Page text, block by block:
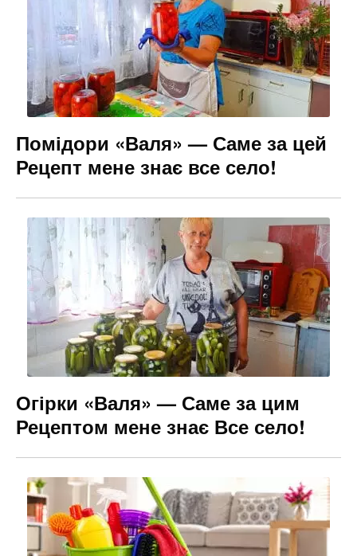
Помідори «Валя» — Саме за цей
Рецепт мене знає все село!
Огірки «Валя» — Саме за цим
Рецептом мене знає Все село!